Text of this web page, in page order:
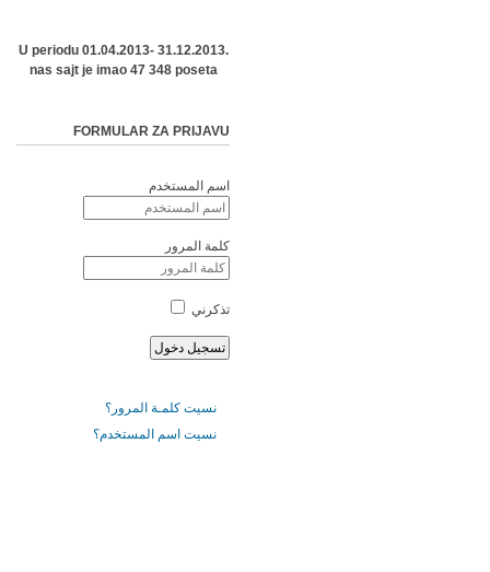
U periodu 01.04.2013- 31.12.2013.
nas sajt je imao 47 348 poseta
FORMULAR ZA PRIJAVU
اسم المستخدم
كلمة المرور
تذكرني
نسيت كلمـة المرور؟
نسيت اسم المستخدم؟